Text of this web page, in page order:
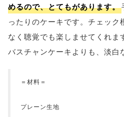
めるので、とてもがあります。
ったりのケーキです。チェッ
なく聴覚でも楽しませてくれま
バスチャンケーキよりも、淡白
＝材料＝
プレーン生地